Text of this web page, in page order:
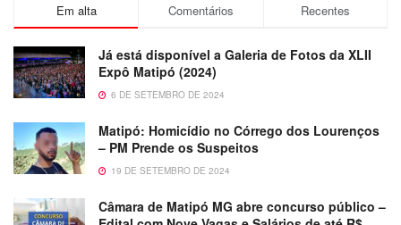
Em alta Comentários Recentes
Já está disponível a Galeria de Fotos da XLII
Expô Matipó (2024)
6 DE SETEMBRO DE 2024
Matipó: Homicídio no Córrego dos Lourenços
– PM Prende os Suspeitos
19 DE SETEMBRO DE 2024
Câmara de Matipó MG abre concurso público –